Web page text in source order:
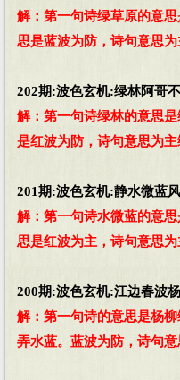
解：第一句诗绿草原的意
思是蓝波为防，诗句意思
202期:波色玄机:绿林阿哥
解：第一句诗绿林的意思
是红波为防，诗句意思为
201期:波色玄机:静水微蓝
解：第一句诗水微蓝的意
思是红波为主，诗句意思
200期:波色玄机:江边春波
解：第一句诗的意思是杨
弄水蓝。蓝波为防，诗句